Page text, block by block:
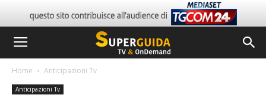
Home Anticipazioni Tv
Anticipazioni Tv